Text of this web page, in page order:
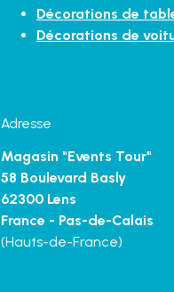
Décorations de
Décorations de
Adresse
Magasin "Events Tour"
58 Boulevard Basly
62300 Lens
France - Pas-de-Calais
(Hauts-de-France)